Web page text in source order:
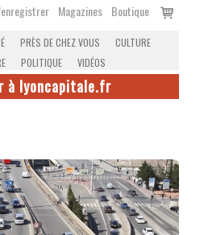
Magazines Boutique
Voir
PRÈS DE CHEZ VOUS
CULTURE
POLITIQUE VIDÉOS
à lyoncapitale.fr